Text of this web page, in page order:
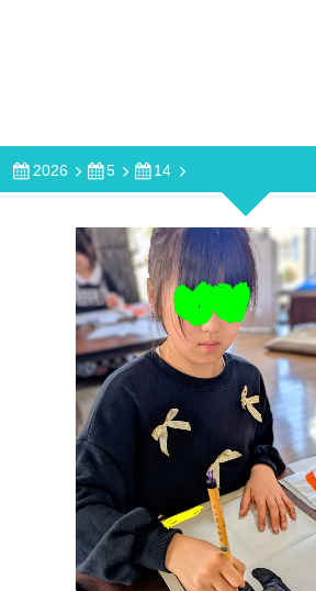
2026 5 14